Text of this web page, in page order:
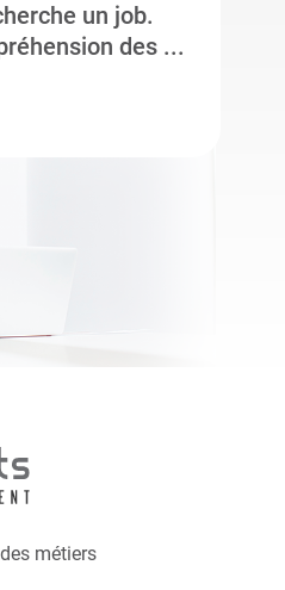
un job.
des ...
métiers